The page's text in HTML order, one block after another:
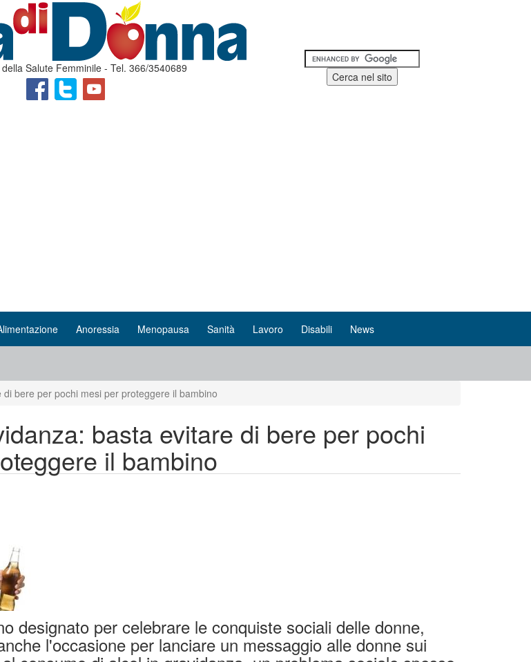
Salute Femminile - Tel. 366/3540689
Anoressia Menopausa Sanità Lavoro Disabili News
bere per pochi mesi per proteggere il bambino
basta evitare di bere per pochi
il bambino
designato per celebrare le conquiste sociali delle donne,
l'occasione per lanciare un messaggio alle donne sui